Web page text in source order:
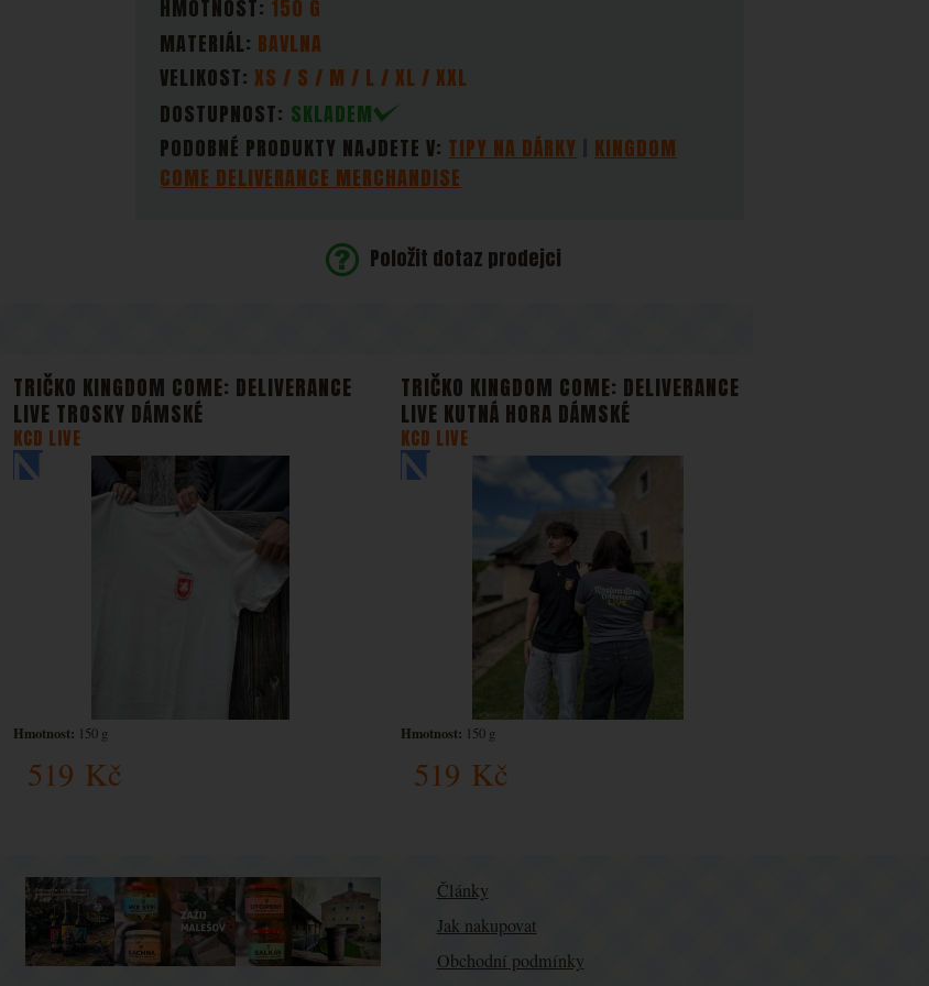
pomocí těchto cookies zpracováváme souhrnně a anonymně,
identifikovat konkrétní uživatele našeho webu.
používáme my nebo naši partneři, abychom vám mohli zobrazit
reklamy jak na našich stránkách, tak na stránkách třetích stran.
HMOTNOST: 150 G
MATERIÁL: BAVLNA
VELIKOST:XS / S / M / L / XL / XXL
DOSTUPNOST: SKLADEM
PODOBNÉ PRODUKTY NAJDETE V: TIPY NA DÁRKY
KINGDOM
COME DELIVERANCE MERCHANDISE
Položit dotaz prodejci
TRIČKO KINGDOM COME: DELIVERANCE
LIVE TROSKY DÁMSKÉ
KCD LIVE
519 Kč
Hmotnost: 150 g
TRIČKO KINGDOM COME: DELIVERANCE
LIVE KUTNÁ HORA DÁMSKÉ
KCD LIVE
519 Kč
Hmotnost: 150 g
Články
Jak nakupovat
Obchodní podmínky